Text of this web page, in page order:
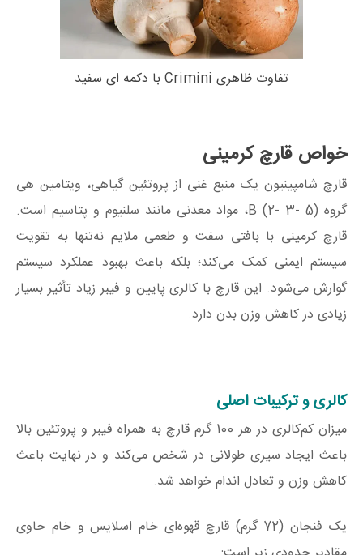
تفاوت ظاهری Crimini با دکمه ای سفید
خواص قارچ کرمینی
قارچ شامپینیون یک منبع غنی از پروتئین گیاهی، ویتامین هی
گروه B (2- 3- 5)، مواد معدنی مانند سلنیوم و پتاسیم است.
قارچ کرمینی با بافتی سفت و طعمی ملایم نه‌تنها به تقویت
سیستم ایمنی کمک می‌کند؛ بلکه باعث بهبود عملکرد سیستم
گوارش می‌شود. این قارچ با کالری پایین و فیبر زیاد تأثیر بسیار
زیادی در کاهش وزن بدن دارد.
کالری و ترکیبات اصلی
میزان کم‌کالری در هر 100 گرم قارچ به همراه فیبر و پروتئین بالا
باعث ایجاد سیری طولانی در شخص می‌کند و در نهایت باعث
کاهش وزن و تعادل اندام خواهد شد.
یک فنجان (72 گرم) قارچ قهوه‌ای خام اسلایس و خام حاوی